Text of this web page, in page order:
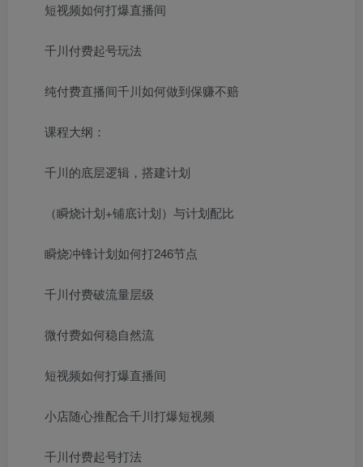
短视频如何打爆直播间
千川付费起号玩法
纯付费直播间千川如何做到保赚不赔
课程大纲：
千川的底层逻辑，搭建计划
（瞬烧计划+铺底计划）与计划配比
瞬烧冲锋计划如何打246节点
千川付费破流量层级
微付费如何稳自然流
短视频如何打爆直播间
小店随心推配合千川打爆短视频
千川付费起号打法